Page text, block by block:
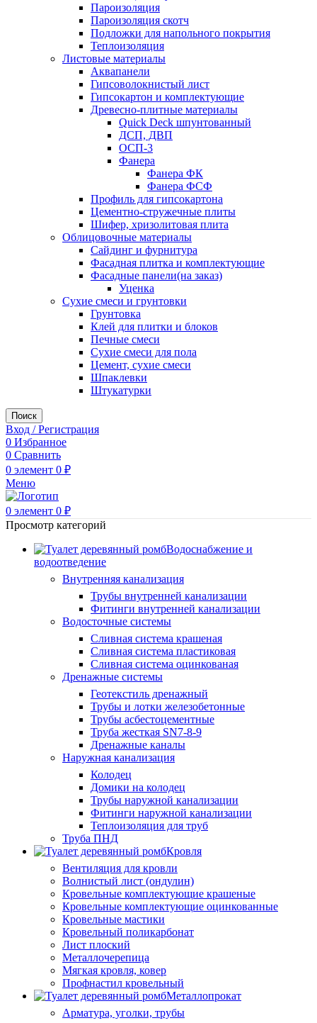
Пароизоляция
Пароизоляция скотч
Подложки для напольного покрытия
Теплоизоляция
Листовые материалы
Аквапанели
Гипсоволокнистый лист
Гипсокартон и комплектующие
Древесно-плитные материалы
Quick Deck шпунтованный
ДСП, ДВП
ОСП-3
Фанера
Фанера ФК
Фанера ФСФ
Профиль для гипсокартона
Цементно-стружечные плиты
Шифер, хризолитовая плита
Облицовочные материалы
Сайдинг и фурнитура
Фасадная плитка и комплектующие
Фасадные панели(на заказ)
Уценка
Сухие смеси и грунтовки
Грунтовка
Клей для плитки и блоков
Печные смеси
Сухие смеси для пола
Цемент, сухие смеси
Шпаклевки
Штукатурки
Поиск
Вход / Регистрация
0 Избранное
0 Сравнить
0 элемент 0 ₽
Меню
0 элемент 0 ₽
Просмотр категорий
Водоснабжение и
водоотведение
Внутренняя канализация
Трубы внутренней канализации
Фитинги внутренней канализации
Водосточные системы
Сливная система крашеная
Сливная система пластиковая
Сливная система оцинкованая
Дренажные системы
Геотекстиль дренажный
Трубы и лотки железобетонные
Трубы асбестоцементные
Труба жесткая SN7-8-9
Дренажные каналы
Наружная канализация
Колодец
Домики на колодец
Трубы наружной канализации
Фитинги наружной канализации
Теплоизоляция для труб
Труба ПНД
Кровля
Вентиляция для кровли
Волнистый лист (ондулин)
Кровельные комплектующие крашеные
Кровельные комплектующие оцинкованные
Кровельные мастики
Кровельный поликарбонат
Лист плоский
Металлочерепица
Мягкая кровля, ковер
Профнастил кровельный
Металлопрокат
Арматура, уголки, трубы